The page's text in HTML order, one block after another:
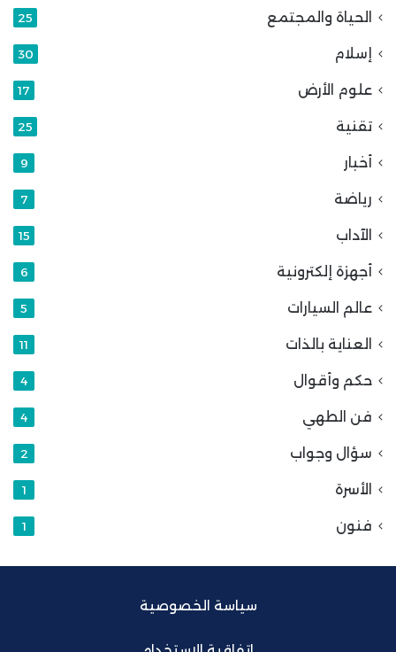
الحياة والمجتمع 25
إسلام 30
علوم الأرض 17
تقنية 25
أخبار 9
رياضة 7
الآداب 15
أجهزة إلكترونية 6
عالم السيارات 5
العناية بالذات 11
حكم وأقوال 4
فن الطهي 4
سؤال وجواب 2
الأسرة 1
فنون 1
سياسة الخصوصية